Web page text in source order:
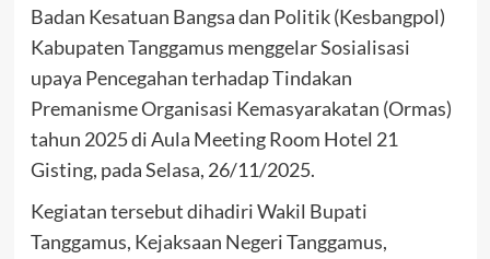
Badan Kesatuan Bangsa dan Politik (Kesbangpol)
Kabupaten Tanggamus menggelar Sosialisasi
upaya Pencegahan terhadap Tindakan
Premanisme Organisasi Kemasyarakatan (Ormas)
tahun 2025 di Aula Meeting Room Hotel 21
Gisting, pada Selasa, 26/11/2025.
Kegiatan tersebut dihadiri Wakil Bupati
Tanggamus, Kejaksaan Negeri Tanggamus,